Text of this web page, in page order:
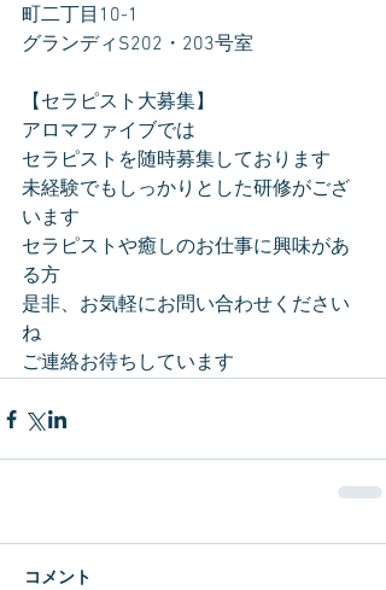
町二丁目10-1
グランディS202・203号室
【セラピスト大募集】
アロマファイブでは
セラピストを随時募集しております
未経験でもしっかりとした研修がござ
います
セラピストや癒しのお仕事に興味があ
る方
是非、お気軽にお問い合わせください
ね
ご連絡お待ちしています
コメント